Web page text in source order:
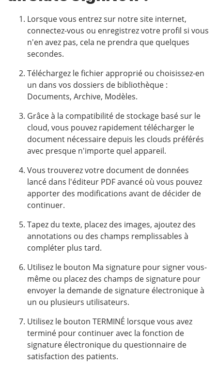
Lorsque vous entrez sur notre site internet,
connectez-vous ou enregistrez votre profil si vous
n'en avez pas, cela ne prendra que quelques
secondes.
Téléchargez le fichier approprié ou choisissez-en
un dans vos dossiers de bibliothèque :
Documents, Archive, Modèles.
Grâce à la compatibilité de stockage basé sur le
cloud, vous pouvez rapidement télécharger le
document nécessaire depuis les clouds préférés
avec presque n'importe quel appareil.
Vous trouverez votre document de données
lancé dans l'éditeur PDF avancé où vous pouvez
apporter des modifications avant de décider de
continuer.
Tapez du texte, placez des images, ajoutez des
annotations ou des champs remplissables à
compléter plus tard.
Utilisez le bouton Ma signature pour signer vous-
même ou placez des champs de signature pour
envoyer la demande de signature électronique à
un ou plusieurs utilisateurs.
Utilisez le bouton TERMINÉ lorsque vous avez
terminé pour continuer avec la fonction de
signature électronique du questionnaire de
satisfaction des patients.